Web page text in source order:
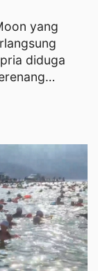
yang
diduga